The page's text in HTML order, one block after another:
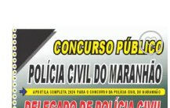
Add to
wishlist